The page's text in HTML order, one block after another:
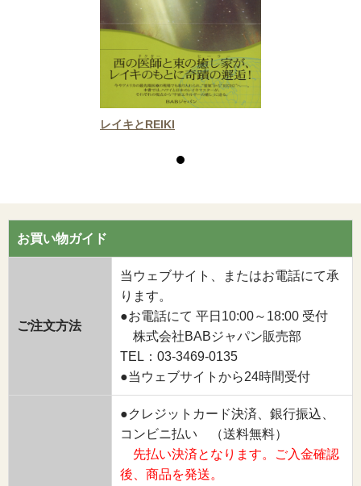
レイキとREIKI
お買い物ガイド
ご注文方法
当ウェブサイト、またはお電話にて承
ります。
●お電話にて 平日10:00～18:00 受付
株式会社BABジャパン販売部
TEL：03-3469-0135
●当ウェブサイトから24時間受付
●クレジットカード決済、銀行振込、
コンビニ払い （送料無料）
先払い決済となります。ご入金確認
後、商品を発送。